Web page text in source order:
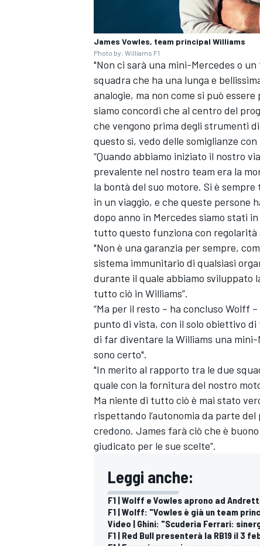
ENDURANCE/GT
MONOMARCA
James Vowles, team principal Williams
Photo by: Williams F1
"Non ci sarà una mini-Mercedes o
squadra che ha una lunga e
analogie, ma non come si può
siamo concordi che al centro del
che vengono prima degli strumenti
questo sì, vedo delle somiglianze con
“Quando abbiamo iniziato il nostro
prevalente nel nostro team era la
la bontà del suo motore. Si è
in un viaggio, e che queste persone
dopo anno in Mercedes siamo stati
tutto questo funziona con
"Non è una garanzia per sempre,
sistema immunitario di qualsiasi
durante il quale abbiamo sviluppato
tutto ciò in Williams”.
“Ma per il resto – ha concluso Wolff
punto di vista, con il solo obiettivo
di far diventare la Williams una
sono certo".
"In merito al rapporto tra le due
quale con la fornitura del nostro
Ma niente di tutto ciò è mai stato
rispettando l’autonomia da parte
credono. James farà ciò che è
giudicato per le sue scelte”.
Leggi anche:
F1 | Wolff e Vowles aprono ad
F1 | Wolff: "Vowles è già un team
Video | Ghini: "Scuderia Ferrari:
F1 | Red Bull presenterà la RB19 il 3